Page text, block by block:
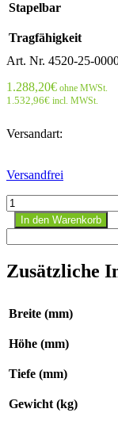
Stapelbar
Tragfähigkeit
Art. Nr. 4520-25-
1.288,20€ ohne MWSt.
1.532,96€ incl. MWSt.
Versandart:
Versandfrei
GREEN-
LINE
PE-
Auffangwanne
2/11,
Polyethylen,
Menge
In den Warenkorb
Zusätzliche
Breite (mm)
Höhe (mm)
Tiefe (mm)
Gewicht (kg)